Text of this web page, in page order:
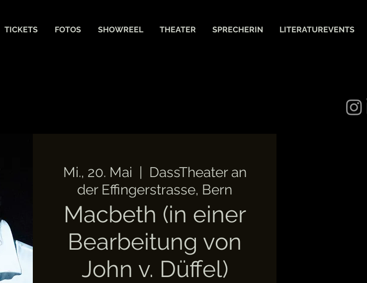
TICKETS FOTOS SHOWREEL THEATER SPRECHERIN LITERATUREVENTS
Mi., 20. Mai
  |
DassTheater an
der Effingerstrasse, Bern
Macbeth (in einer
Bearbeitung von
John v. Düffel)